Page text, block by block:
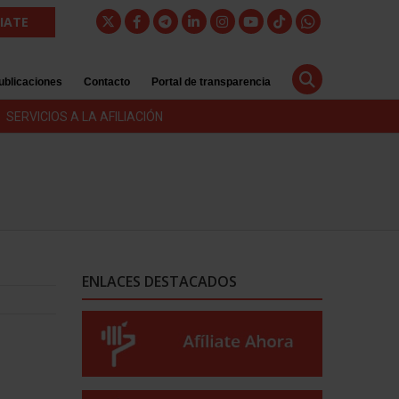
Contacto Portal de transparencia
SERVICIOS A LA AFILIACIÓN
ENLACES DESTACADOS